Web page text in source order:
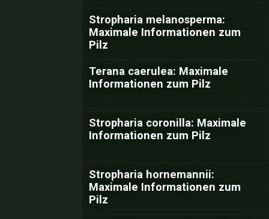
Stropharia melanosperma:
Maximale Informationen zum
Pilz
Terana caerulea: Maximale
Informationen zum Pilz
Stropharia coronilla: Maximale
Informationen zum Pilz
Stropharia hornemannii:
Maximale Informationen zum
Pilz